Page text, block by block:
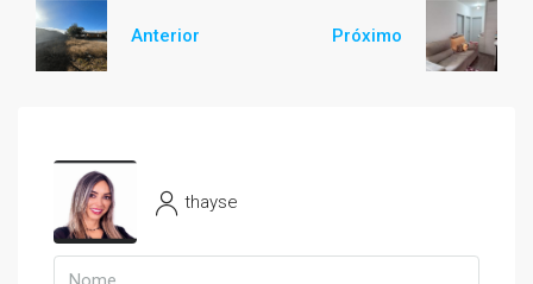
Anterior Próximo
thayse